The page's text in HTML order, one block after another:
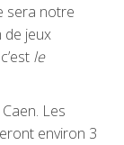
sera notre
de jeux
le
Les
environ 3